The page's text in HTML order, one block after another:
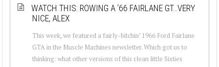
WATCH THIS: ROWING A ’66 FAIRLANE GT…VERY
NICE, ALEX
This week, we featured a fairly-bitchin’ 1966 Ford Fairlane
GTA in the Muscle Machines newsletter. Which got us to
thinking: what other versions of this clean little Sixties